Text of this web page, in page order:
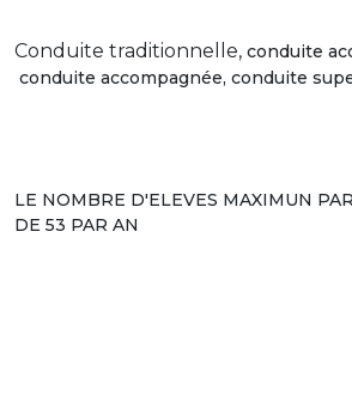
Conduite traditionnelle, conduite
conduite accompagnée, conduite
LE NOMBRE D'ELEVES MAXIMUN
DE 53 PAR AN